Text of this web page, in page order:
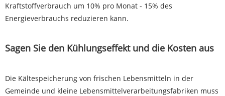
Kraftstoffverbrauch um 10% pro Monat - 15% des
Energieverbrauchs reduzieren kann.
Sagen Sie den Kühlungseffekt und die Kosten aus
Die Kältespeicherung von frischen Lebensmitteln in der
Gemeinde und kleine Lebensmittelverarbeitungsfabriken muss